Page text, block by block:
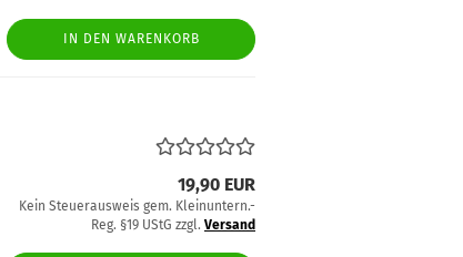
IN DEN WARENKORB
19,90 EUR
Kein Steuerausweis gem. Kleinuntern.-
Reg. §19 UStG zzgl. Versand